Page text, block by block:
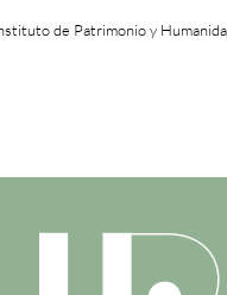
de Patrimonio y